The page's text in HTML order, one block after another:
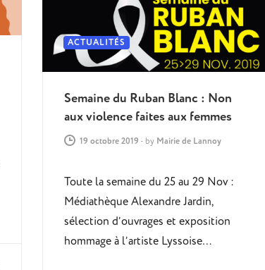
ACTUALITÉS
Semaine du Ruban Blanc : Non
aux violence faites aux femmes
19 octobre 2019 - by Mairie de Lannoy
Toute la semaine du 25 au 29 Nov :
Médiathèque Alexandre Jardin,
sélection d’ouvrages et exposition
hommage à l’artiste Lyssoise…